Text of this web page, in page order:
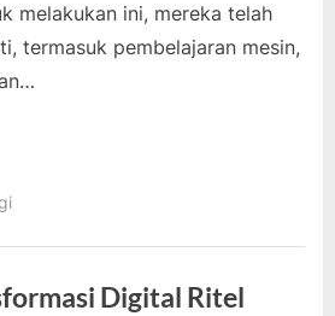
melakukan ini, mereka telah
termasuk pembelajaran mesin,
Digital Ritel